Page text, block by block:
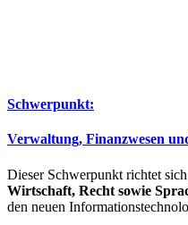
Schwerpunkt:
Verwaltung, Finanzwesen
Dieser Schwerpunkt richtet
Wirtschaft, Recht sowie
den neuen